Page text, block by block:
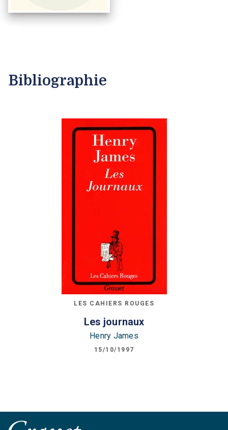
Bibliographie
LES CAHIERS ROUGES
Les journaux
Henry James
15/10/1997